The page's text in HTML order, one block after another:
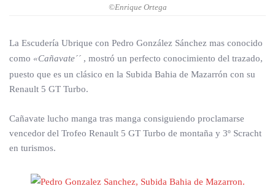
©Enrique Ortega
La Escudería Ubrique con Pedro González Sánchez mas conocido
como «Cañavate´´ , mostró un perfecto conocimiento del trazado,
puesto que es un clásico en la Subida Bahia de Mazarrón con su
Renault 5 GT Turbo.
Cañavate lucho manga tras manga consiguiendo proclamarse
vencedor del Trofeo Renault 5 GT Turbo de montaña y 3º Scracht
en turismos.